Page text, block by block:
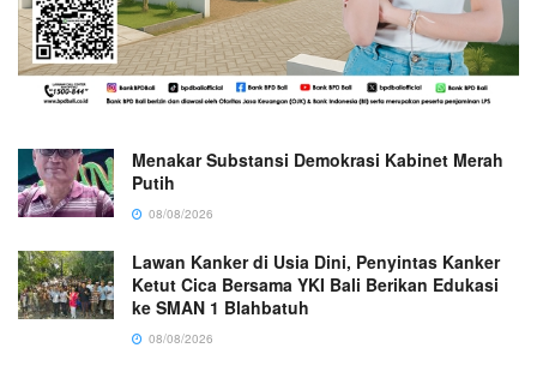
Menakar Substansi Demokrasi Kabinet Merah
Putih
08/08/2026
Lawan Kanker di Usia Dini, Penyintas Kanker
Ketut Cica Bersama YKI Bali Berikan Edukasi
ke SMAN 1 Blahbatuh
08/08/2026